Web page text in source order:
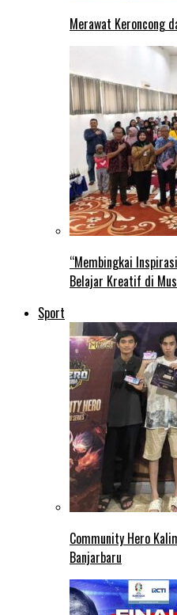
Merawat Keroncong
“Membingkai
Belajar Kreatif di
Sport
Community Hero
Banjarbaru